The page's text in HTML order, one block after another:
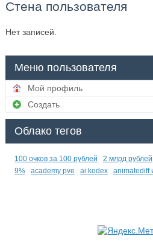
Стена пользователя
Нет записей.
Меню пользователя
Мой профиль
Создать
Облако тегов
100 очков за 100 рублей 2 млрд рублей
9%
academy pve ai kodex animatediff